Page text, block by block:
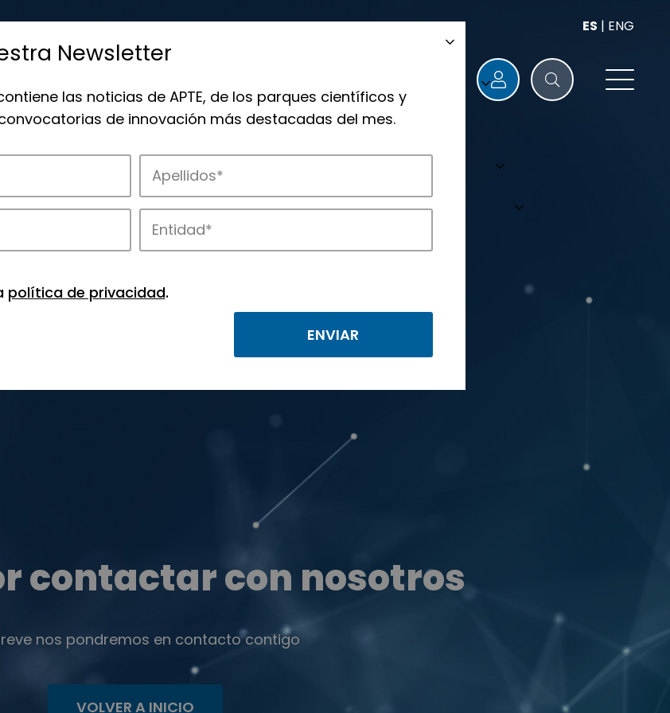
ES | ENG
contactar con nosotros
nos pondremos en contacto contigo
VOLVER A INICIO
Newsletter
las noticias de APTE, de los parques científicos y
de innovación más destacadas del mes.
política de privacidad.